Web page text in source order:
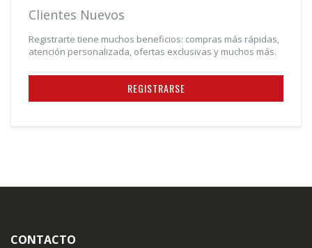
Clientes Nuevos
Registrarte tiene muchos beneficios: compras más rápidas,
atención personalizada, ofertas exclusivas y muchos más.
REGISTRARSE
CONTACTO